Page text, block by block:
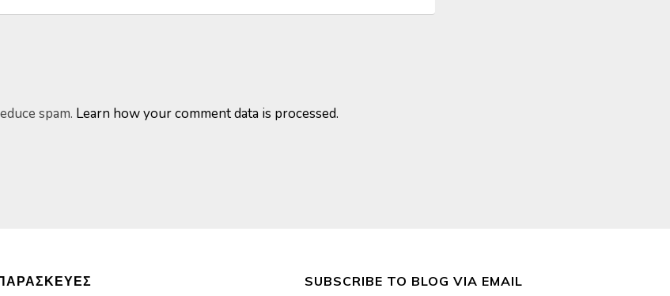
spam. Learn how your comment data is processed.
SUBSCRIBE TO BLOG VIA EMAIL